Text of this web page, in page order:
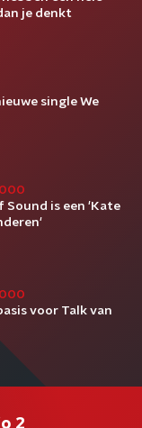
je denkt
single We
Sound is een 'Kate
voor Talk van
2